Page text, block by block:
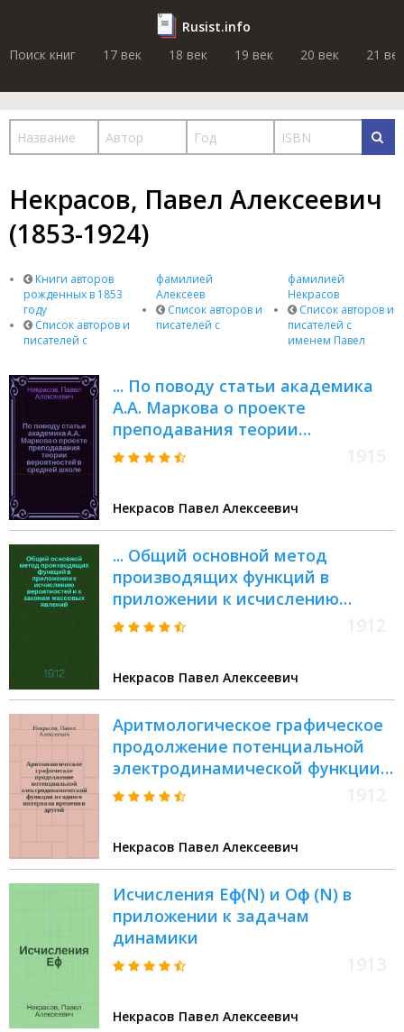
Rusist.info
Поиск книг
17 век 18 век 19 век 20 век 21 век
Некрасов, Павел Алексеевич
(1853-1924)
Книги авторов
рожденных в 1853
году
Список авторов и
писателей с
фамилией
Алексеев
Список авторов и
писателей с
фамилией
Некрасов
Список авторов и
писателей с
именем Павел
... По поводу статьи академика
А.А. Маркова о проекте
преподавания теории
вероятностей в средней школе
Некрасов Павел Алексеевич
... Общий основной метод
производящих функций в
приложении к исчислению
вероятностей и к законам
Некрасов Павел Алексеевич
Аритмологическое графическое
продолжение потенциальной
электродинамической функции
из одного интервала времени в
Некрасов Павел Алексеевич
Исчисления Еϕ(N) и Оϕ (N) в
приложении к задачам
динамики
Некрасов Павел Алексеевич